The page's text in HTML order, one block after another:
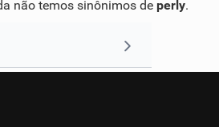
não temos sinônimos de perly.